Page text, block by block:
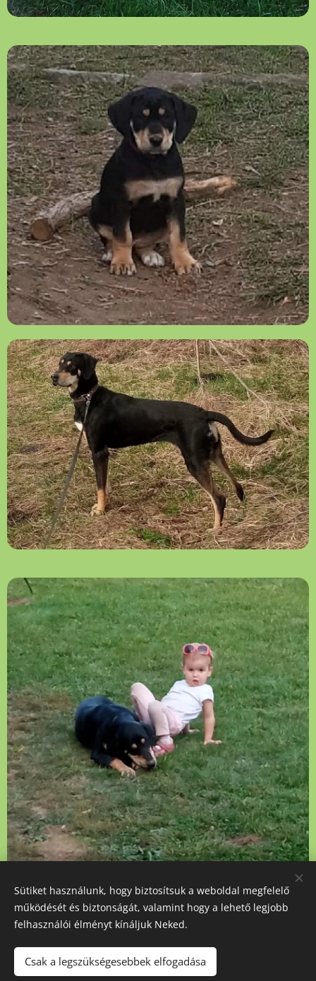
Sütiket használunk, hogy biztosítsuk a weboldal megfelelő
működését és biztonságát, valamint hogy a lehető legjobb
felhasználói élményt kínáljuk Neked.
Csak a legszükségesebbek elfogadása